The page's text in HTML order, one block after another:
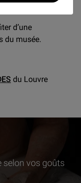
d’une
du musée.
du Louvre
selon vos goûts